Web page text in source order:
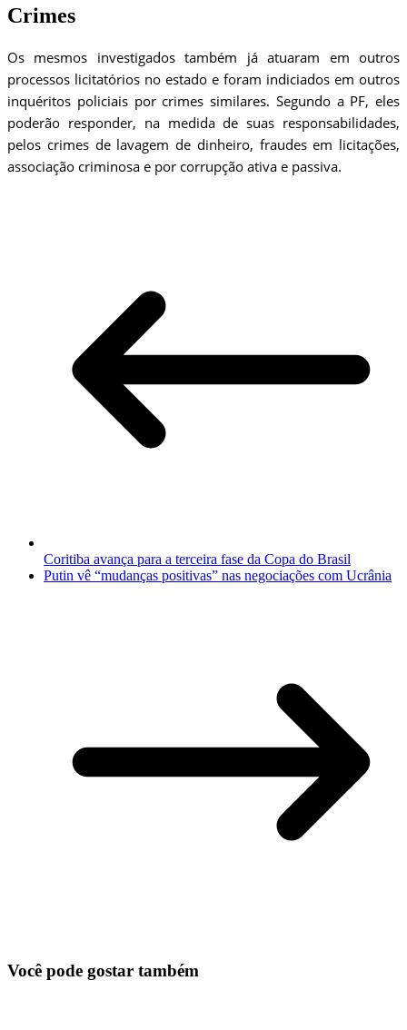
Crimes
Os mesmos investigados também já atuaram em outros
processos licitatórios no estado e foram indiciados em outros
inquéritos policiais por crimes similares. Segundo a PF, eles
poderão responder, na medida de suas responsabilidades,
pelos crimes de lavagem de dinheiro, fraudes em licitações,
associação criminosa e por corrupção ativa e passiva.
Coritiba avança para a terceira fase da Copa do Brasil
Putin vê “mudanças positivas” nas negociações com Ucrânia
Você pode gostar também